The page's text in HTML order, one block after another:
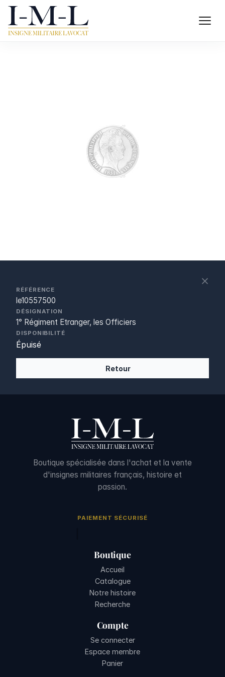
RÉFÉRENCE
le10557500
DÉSIGNATION
1° Régiment Etranger, les Officiers
DISPONIBILITÉ
Épuisé
Retour
Boutique spécialisée dans l'achat et la vente
d'insignes militaires français, histoire et
passion.
PAIEMENT SÉCURISÉ
Boutique
Accueil
Catalogue
Notre histoire
Recherche
Compte
Se connecter
Espace membre
Panier